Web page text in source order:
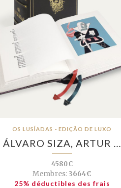
OS LUSÍADAS - EDIÇÃO DE LUXO
ÁLVARO SIZA, ARTUR …
4580€
Membres: 3664€
25% déductibles des frais